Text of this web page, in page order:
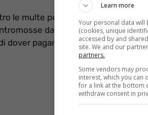
le multe per eccesso di velocità è
da adottare per opporsi a
dover pagare le sanzioni
Learn more
Your personal data
(cookies, unique
accessed by and
site. We and our
partners.
Some vendors may
interest, which you
for a link at the bottom
withdraw consent in